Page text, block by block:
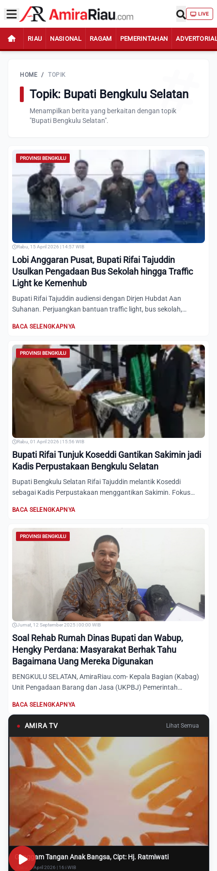
LIVE
RIAU NASIONAL RAGAM PEMERINTAHAN
HOME / TOPIK
Topik: Bupati Bengkulu Selatan
Menampilkan berita yang berkaitan dengan topik
"Bupati Bengkulu Selatan".
PROVINSI BENGKULU
Rabu, 15 April 2026 | 14:57 WIB
Lobi Anggaran Pusat, Bupati Rifai Tajuddin
Usulkan Pengadaan Bus Sekolah hingga Traffic
Light ke Kemenhub
Bupati Rifai Tajuddin audiensi dengan Dirjen Hubdat Aan
Suhanan. Perjuangkan bantuan traffic light, bus sekolah,
BACA SELENGKAPNYA
PROVINSI BENGKULU
Rabu, 01 April 2026 | 15:56 WIB
Bupati Rifai Tunjuk Koseddi Gantikan Sakimin jadi
Kadis Perpustakaan Bengkulu Selatan
Bupati Bengkulu Selatan Rifai Tajuddin melantik Koseddi
sebagai Kadis Perpustakaan menggantikan Sakimin. Fokus
BACA SELENGKAPNYA
PROVINSI BENGKULU
Jumat, 12 September 2025 | 00:00 WIB
Soal Rehab Rumah Dinas Bupati dan Wabup,
Hengky Perdana: Masyarakat Berhak Tahu
Bagaimana Uang Mereka Digunakan
BENGKULU SELATAN, AmiraRiau.com- Kepala Bagian (Kabag)
Unit Pengadaan Barang dan Jasa (UKPBJ) Pemerintah
BACA SELENGKAPNYA
● AMIRA TV Lihat Semua
Genggam Tangan Anak Bangsa, Cipt: Hj. Ratmiwati
Rabu, 8 April 2026 | 16:i WIB